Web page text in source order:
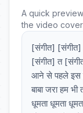
A quick
the video
[संगीत]
[संगीत] त
आने से पहले इस
बाबा जरा हम
धूमता धूमता